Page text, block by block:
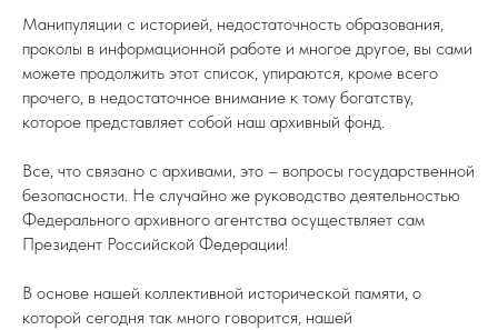
Манипуляции с историей, недостаточность образования,
проколы в информационной работе и многое другое, вы сами
можете продолжить этот список, упираются, кроме всего
прочего, в недостаточное внимание к тому богатству,
которое представляет собой наш архивный фонд.
Все, что связано с архивами, это – вопросы государственной
безопасности. Не случайно же руководство деятельностью
Федерального архивного агентства осуществляет сам
Президент Российской Федерации!
В основе нашей коллективной исторической памяти, о
которой сегодня так много говорится, нашей